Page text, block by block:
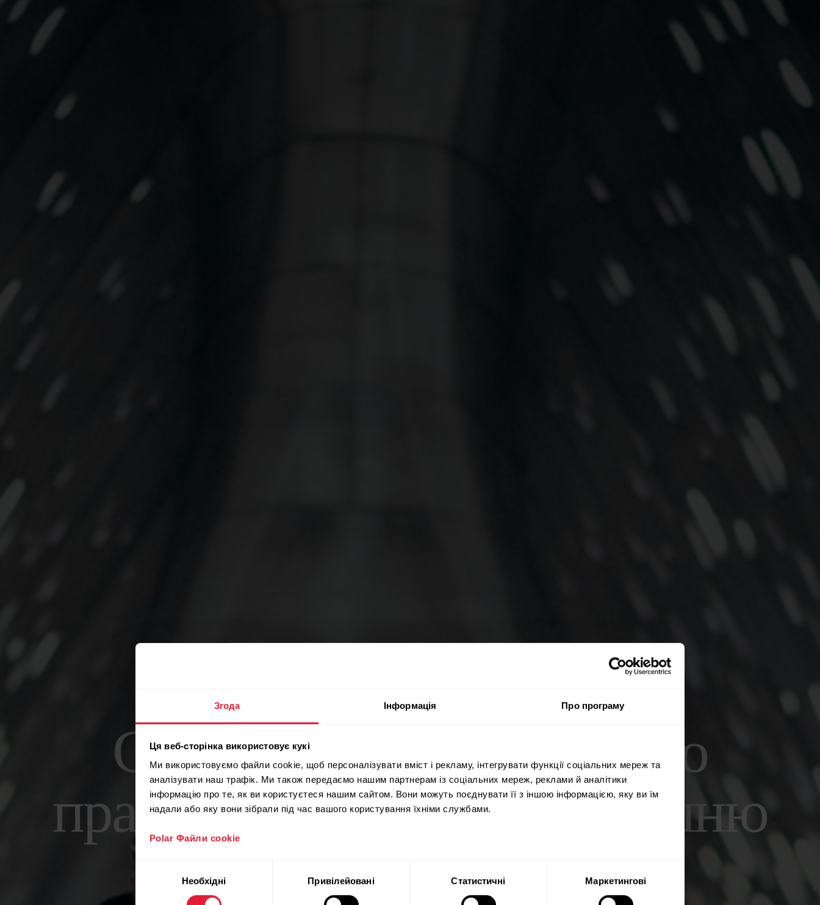
Згода Інформація Про програму
Ця веб-сторінка використовує кукі
Ми використовуємо файли cookie, щоб персоналізувати вміст і рекламу, інтегрувати функції соціальних мереж та
аналізувати наш трафік. Ми також передаємо нашим партнерам із соціальних мереж, реклами й аналітики
інформацію про те, як ви користуєтеся нашим сайтом. Вони можуть поєднувати її з іншою інформацією, яку ви їм
надали або яку вони зібрали під час вашого користування їхніми службами.
Polar Файли cookie
Необхідні Привілейовані Статистичні Маркетингові
КОРПОРАТИВНЕ ЗДОРОВ’Я
Сприяйте оздоровленню
працівників через внутрішню
політику компанії.